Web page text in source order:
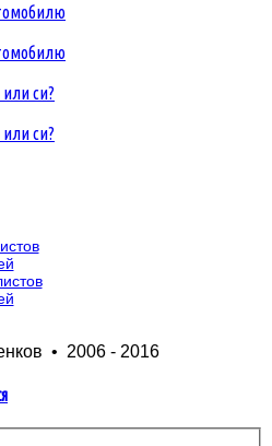
си?
си?
• 2006 - 2016